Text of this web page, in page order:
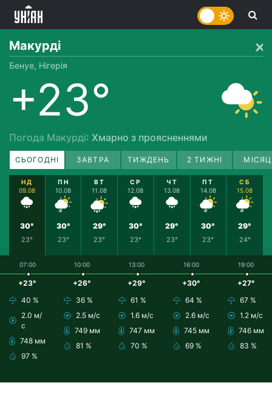
Макурді
Бенуе, Нігерія
+23°
Погода Макурді: Хмарно з проясненнями
СЬОГОДНІ ЗАВТРА ТИЖДЕНЬ 2 ТИЖНІ
НД
09.08
30°
23°
ПН
10.08
30°
23°
ВТ
11.08
29°
23°
СР
12.08
30°
23°
ЧТ
13.08
29°
23°
ПТ
14.08
30°
23°
СБ
15.08
29°
24°
07:00
+23°
40 %
2.0 м/
с
748 мм
97 %
10:00
+26°
36 %
2.5 м/с
749 мм
81 %
13:00
+29°
61 %
1.6 м/с
747 мм
70 %
16:00
+30°
64 %
2.6 м/с
745 мм
69 %
19:00
+27°
67 %
1.2 м/с
746 мм
83 %